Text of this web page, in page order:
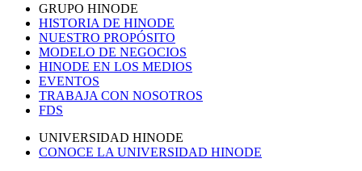
GRUPO HINODE
HISTORIA DE HINODE
NUESTRO PROPÓSITO
MODELO DE NEGOCIOS
HINODE EN LOS MEDIOS
EVENTOS
TRABAJA CON NOSOTROS
FDS
UNIVERSIDAD HINODE
CONOCE LA UNIVERSIDAD HINODE